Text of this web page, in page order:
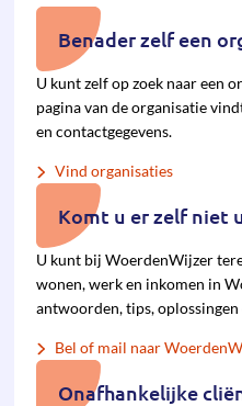
Benader zelf een
U kunt zelf op zoek naar een
pagina van de organisatie
en contactgegevens.
Vind organisaties
Komt u er zelf niet
U kunt bij WoerdenWijzer
wonen, werk en inkomen in
antwoorden, tips,
Bel of mail naar
Onafhankelijke